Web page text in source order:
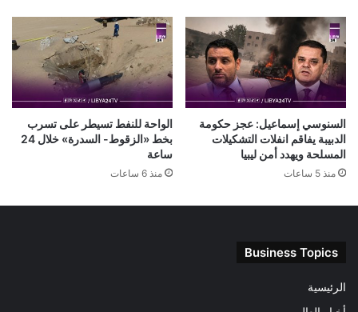
السنوسي إسماعيل: عجز حكومة
الدبيبة يفاقم انفلات التشكيلات
المسلحة ويهدد أمن ليبيا
منذ 5 ساعات
الواحة للنفط تسيطر على تسرب
بخط «الزقوط- السدرة» خلال 24
ساعة
منذ 6 ساعات
Business Topics
الرئيسية